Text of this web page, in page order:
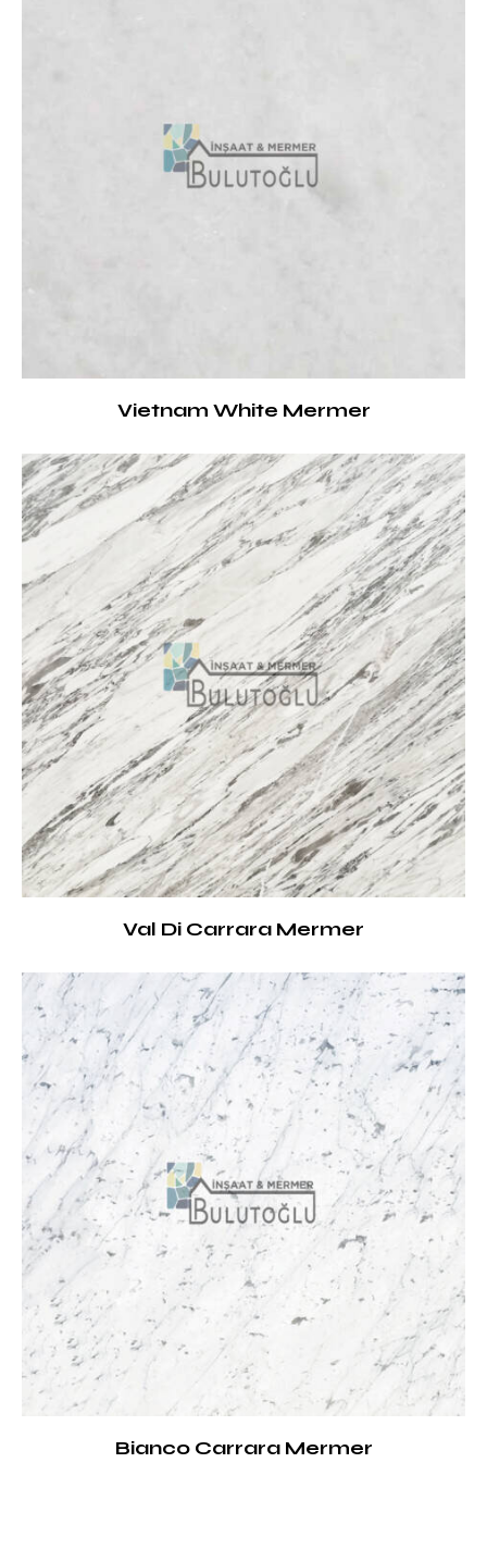
Vietnam White Mermer
Val Di Carrara Mermer
Bianco Carrara Mermer